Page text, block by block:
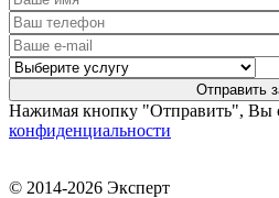
Нажимая кнопку "Отправить", Вы
конфиденциальности
© 2014-2026 Эксперт